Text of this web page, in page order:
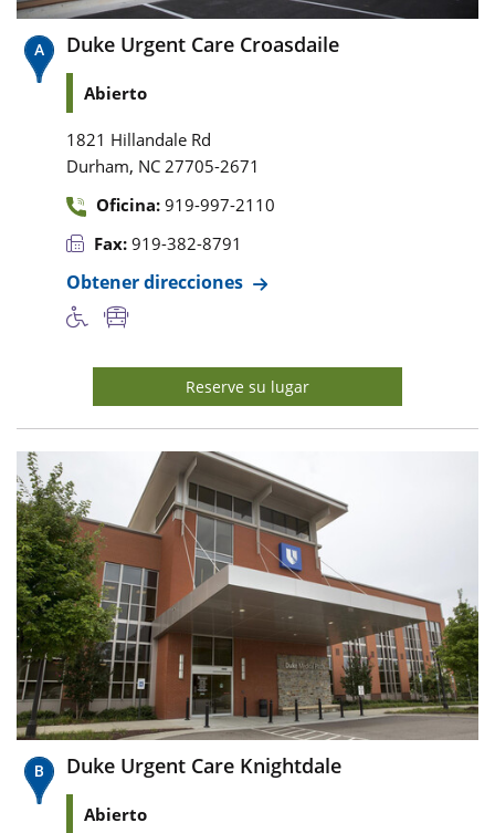
Duke Urgent Care Croasdaile
Abierto
1821 Hillandale Rd
Durham, NC 27705-2671
Oficina: 919-997-2110
Fax: 919-382-8791
Obtener direcciones
Reserve su lugar
Duke Urgent Care Knightdale
Abierto